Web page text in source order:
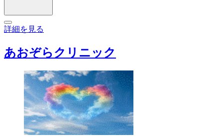
詳細を見る
あおぞらクリニック